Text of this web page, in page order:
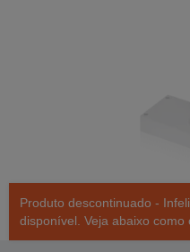
Produto descontinuado -
disponível. Veja abaixo como